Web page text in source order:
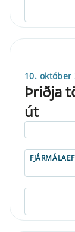
10. október
Þriðja
út